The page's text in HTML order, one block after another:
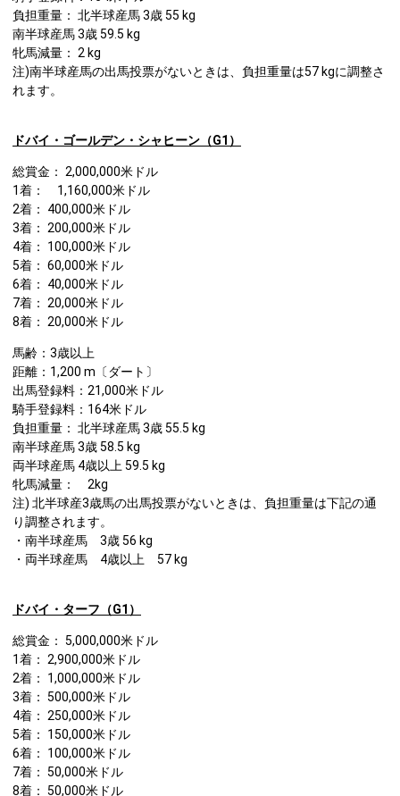
負担重量： 北半球産馬 3歳 55 kg
南半球産馬 3歳 59.5 kg
牝馬減量： 2 kg
注)南半球産馬の出馬投票がないときは、負担重量は57 kgに調整さ
れます。
ドバイ・ゴールデン・シャヒーン（G1）
総賞金： 2,000,000米ドル
1着： 1,160,000米ドル
2着： 400,000米ドル
3着： 200,000米ドル
4着： 100,000米ドル
5着： 60,000米ドル
6着： 40,000米ドル
7着： 20,000米ドル
8着： 20,000米ドル
馬齢：3歳以上
距離：1,200 m〔ダート〕
出馬登録料：21,000米ドル
騎手登録料：164米ドル
負担重量： 北半球産馬 3歳 55.5 kg
南半球産馬 3歳 58.5 kg
両半球産馬 4歳以上 59.5 kg
牝馬減量： 2kg
注) 北半球産3歳馬の出馬投票がないときは、負担重量は下記の通
り調整されます。
・南半球産馬 3歳 56 kg
・両半球産馬 4歳以上 57 kg
ドバイ・ターフ（G1）
総賞金： 5,000,000米ドル
1着： 2,900,000米ドル
2着： 1,000,000米ドル
3着： 500,000米ドル
4着： 250,000米ドル
5着： 150,000米ドル
6着： 100,000米ドル
7着： 50,000米ドル
8着： 50,000米ドル